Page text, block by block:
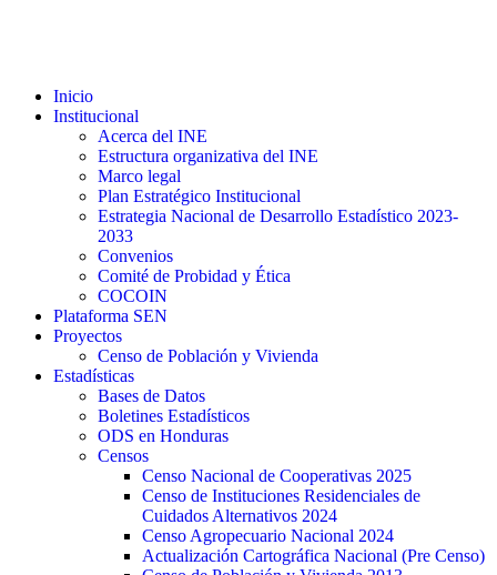
Inicio
Institucional
Acerca del INE
Estructura organizativa del INE
Marco legal
Plan Estratégico Institucional
Estrategia Nacional de Desarrollo Estadístico 2023-
2033
Convenios
Comité de Probidad y Ética
COCOIN
Plataforma SEN
Proyectos
Censo de Población y Vivienda
Estadísticas
Bases de Datos
Boletines Estadísticos
ODS en Honduras
Censos
Censo Nacional de Cooperativas 2025
Censo de Instituciones Residenciales de
Cuidados Alternativos 2024
Censo Agropecuario Nacional 2024
Actualización Cartográfica Nacional (Pre Censo)